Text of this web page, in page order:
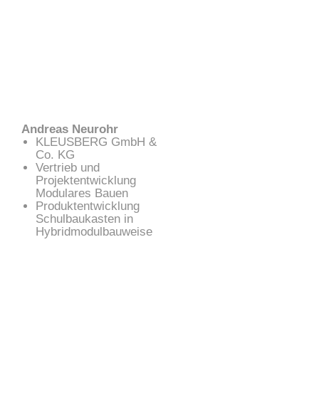
Andreas Neurohr
KLEUSBERG GmbH &
Co. KG
Vertrieb und
Projektentwicklung
Modulares Bauen
Produktentwicklung
Schulbaukasten in
Hybridmodulbauweise